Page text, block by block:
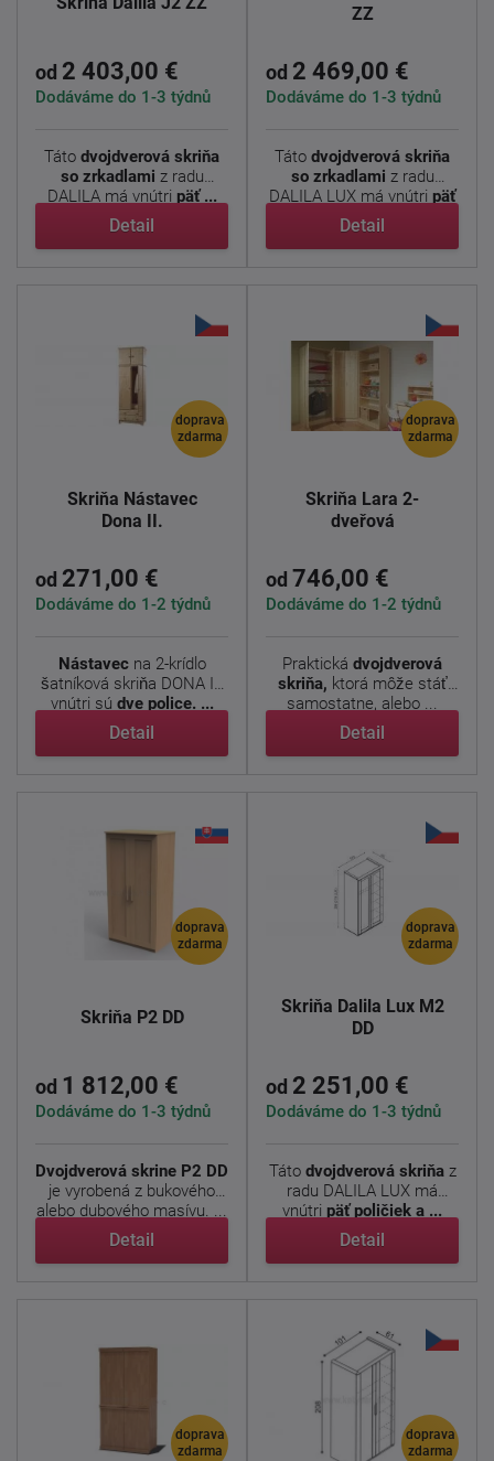
od 2 403,00 €
Dodáváme do 1-3 týdnů
Táto dvojdverová skriňa
so zrkadlami z radu
DALILA má vnútri päť ...
Detail
ZZ
od 2 469,00 €
Dodáváme do 1-3 týdnů
Táto dvojdverová skriňa
so zrkadlami z radu
DALILA LUX má vnútri päť
...
Detail
doprava
zdarma
Skriňa Nástavec
Dona II.
od 271,00 €
Dodáváme do 1-2 týdnů
Nástavecna 2-krídlo
šatníková skriňa DONA II.
vnútri sú dve police. ...
Detail
doprava
zdarma
Skriňa Lara 2-
dveřová
od 746,00 €
Dodáváme do 1-2 týdnů
Praktická dvojdverová
skriňa, ktorá môže stáť
samostatne, alebo ...
Detail
doprava
zdarma
Skriňa P2 DD
od 1 812,00 €
Dodáváme do 1-3 týdnů
Dvojdverová skrine P2 DD
je vyrobená z bukového
alebo dubového masívu. ...
Detail
doprava
zdarma
Skriňa Dalila Lux M2
DD
od 2 251,00 €
Dodáváme do 1-3 týdnů
Táto dvojdverová skriňaz
radu DALILA LUX má
vnútri päť poličiek a ...
Detail
doprava
zdarma
doprava
zdarma